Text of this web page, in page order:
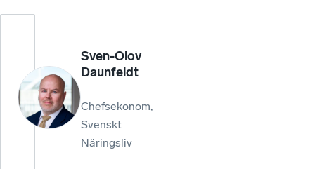
Sven-Olov
Daunfeldt
Chefsekonom,
Svenskt
Näringsliv